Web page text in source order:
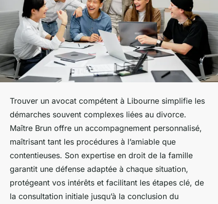
Trouver un avocat compétent à Libourne simplifie les
démarches souvent complexes liées au divorce.
Maître Brun offre un accompagnement personnalisé,
maîtrisant tant les procédures à l’amiable que
contentieuses. Son expertise en droit de la famille
garantit une défense adaptée à chaque situation,
protégeant vos intérêts et facilitant les étapes clé, de
la consultation initiale jusqu’à la conclusion du